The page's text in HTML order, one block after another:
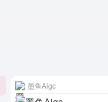
墨鱼Aigc